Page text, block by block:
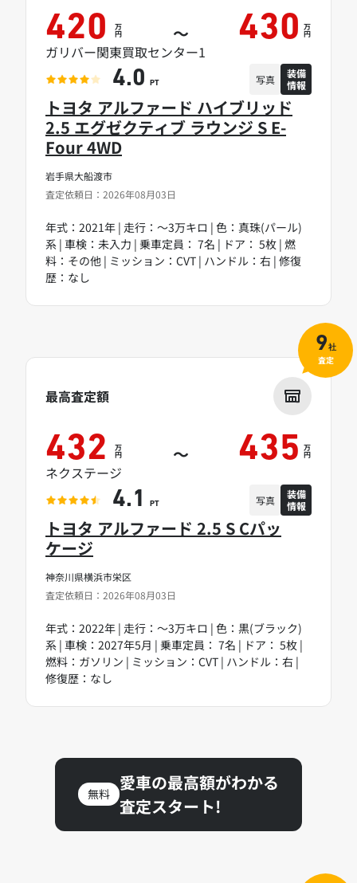
岩手県大船渡市
査定依頼日：2026年08月03日
トヨタ アルファード ハイブリッド
2.5 エグゼクティブ ラウンジ S E-
Four 4WD
年式：2021年 | 走行：～3万キロ | 色：真珠(パール)
系 | 車検：未入力 | 乗車定員： 7名 | ドア： 5枚 | 燃
料：その他 | ミッション：CVT | ハンドル：右 | 修復
歴：なし
420 万
円 ～ 430 万
円
ガリバー関東買取センター1
4.0 PT 写真
装備
情報
神奈川県横浜市栄区
査定依頼日：2026年08月03日
トヨタ アルファード 2.5 S Cパッ
ケージ
年式：2022年 | 走行：～3万キロ | 色：黒(ブラック)
系 | 車検：2027年5月 | 乗車定員： 7名 | ドア： 5枚 |
燃料：ガソリン | ミッション：CVT | ハンドル：右 |
修復歴：なし
最高査定額
432 万
円 ～ 435 万
円
ネクステージ
4.1 PT 写真
装備
情報
9社
査定
無料
愛車の最高額がわかる
査定スタート!